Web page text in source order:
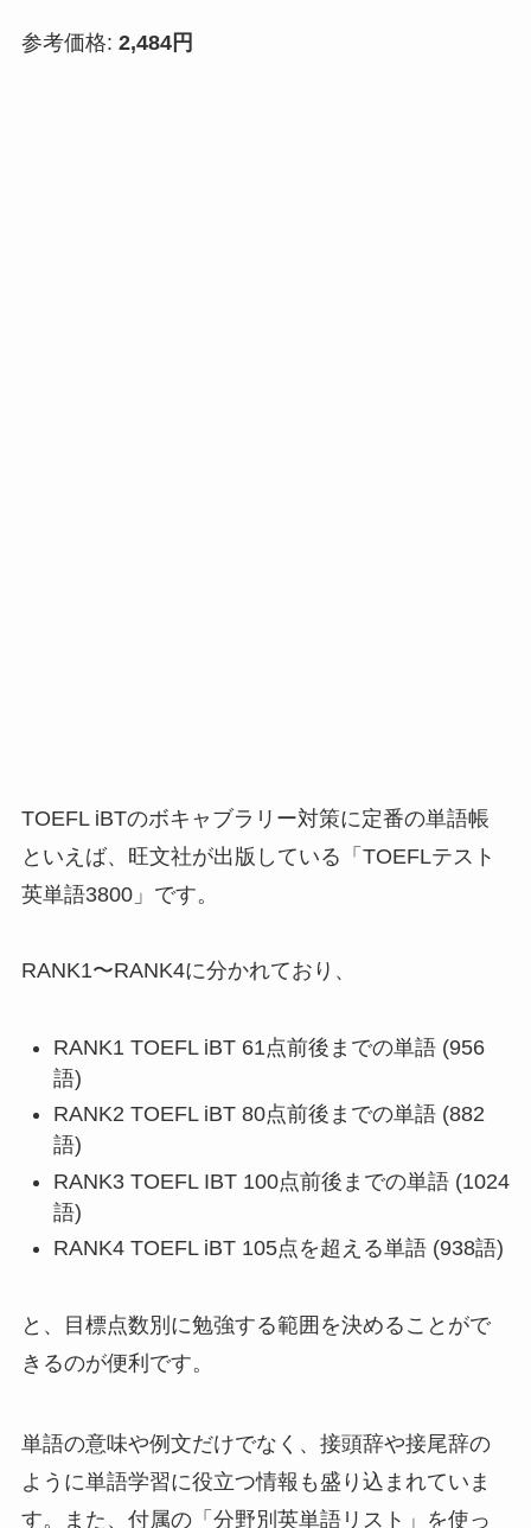
参考価格: 2,484円
TOEFL iBTのボキャブラリー対策に定番の単語帳
といえば、旺文社が出版している「TOEFLテスト
英単語3800」です。
RANK1〜RANK4に分かれており、
RANK1 TOEFL iBT 61点前後までの単語 (956
語)
RANK2 TOEFL iBT 80点前後までの単語 (882
語)
RANK3 TOEFL IBT 100点前後までの単語 (1024
語)
RANK4 TOEFL iBT 105点を超える単語 (938語)
と、目標点数別に勉強する範囲を決めることがで
きるのが便利です。
単語の意味や例文だけでなく、接頭辞や接尾辞の
ように単語学習に役立つ情報も盛り込まれていま
す。また、付属の「分野別英単語リスト」を使っ